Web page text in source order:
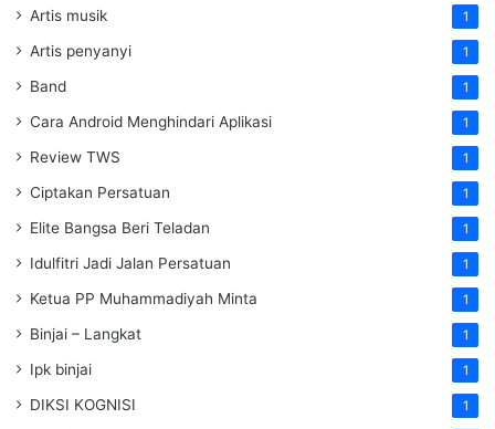
Artis musik 1
Artis penyanyi 1
Band 1
Cara Android Menghindari Aplikasi 1
Review TWS 1
Ciptakan Persatuan 1
Elite Bangsa Beri Teladan 1
Idulfitri Jadi Jalan Persatuan 1
Ketua PP Muhammadiyah Minta 1
Binjai – Langkat 1
Ipk binjai 1
DIKSI KOGNISI 1